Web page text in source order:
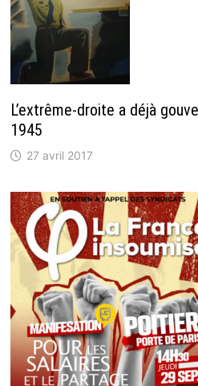
L’extrême-droite a déjà
1945
27 avril 2017